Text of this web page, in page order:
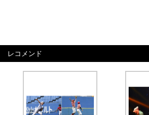
レコメンド